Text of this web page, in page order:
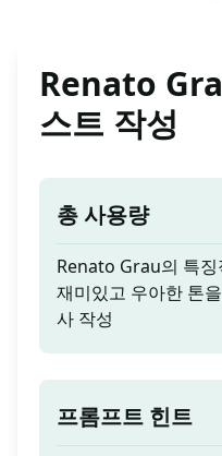
Renato
스트 작성
총 사용량
Renato Grau의 특
재미있고 우아한 톤
사 작성
프롬프트 힌트